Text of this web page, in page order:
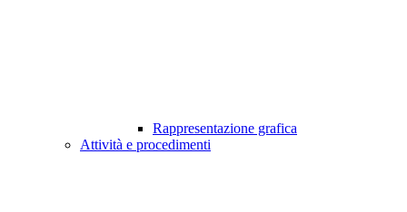
Rappresentazione grafica
Attività e procedimenti